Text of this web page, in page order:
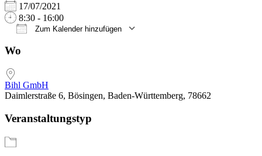
17/07/2021
8:30 - 16:00
Zum Kalender hinzufügen
Wo
Bihl GmbH
Daimlerstraße 6, Bösingen, Baden-Württemberg, 78662
Veranstaltungstyp